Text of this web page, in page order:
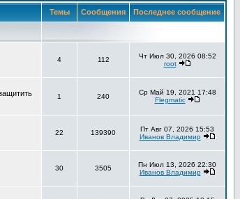
Темы Сообщения Последнее сообщение
4 112
Чт Июл 30, 2026 08:52
root
1 240
Ср Май 19, 2021 17:48
Flegmatic
22 139390
Пт Авг 07, 2026 15:53
Иванов Владимир
30 3505
Пн Июл 13, 2026 22:30
Иванов Владимир